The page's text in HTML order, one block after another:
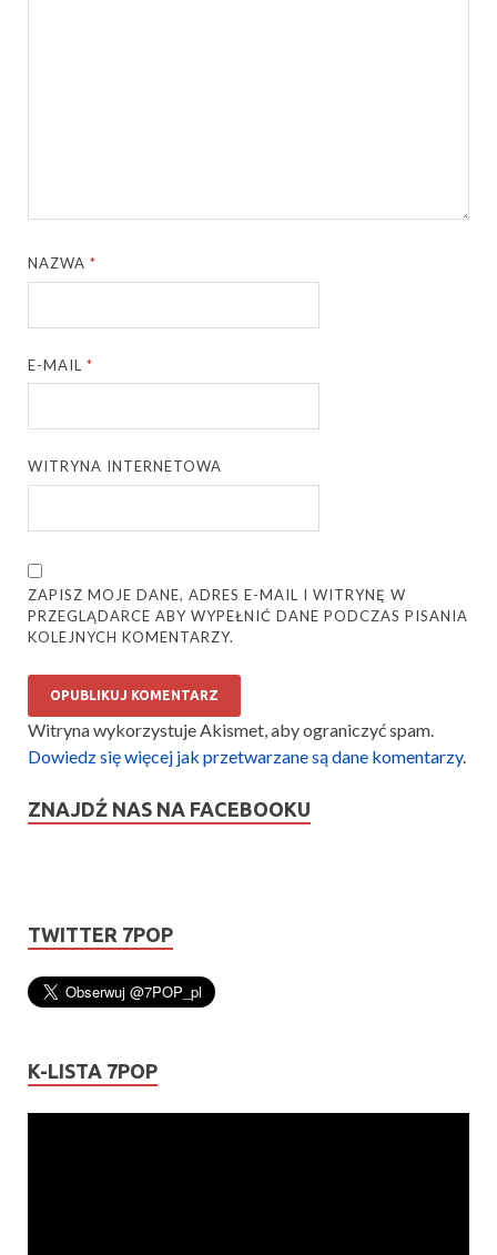
NAZWA*
E-MAIL*
WITRYNA INTERNETOWA
ZAPISZ MOJE DANE, ADRES E-MAIL I WITRYNĘ W
PRZEGLĄDARCE ABY WYPEŁNIĆ DANE PODCZAS PISANIA
KOLEJNYCH KOMENTARZY.
Witryna wykorzystuje Akismet, aby ograniczyć spam.
Dowiedz się więcej jak przetwarzane są dane komentarzy.
ZNAJDŹ NAS NA FACEBOOKU
TWITTER 7POP
K-LISTA 7POP